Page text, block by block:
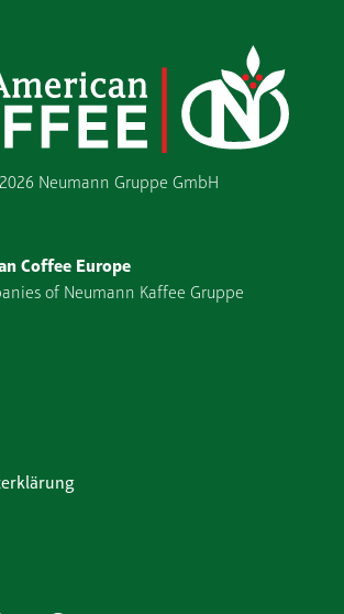
Coffee Europe
of Neumann Kaffee Gruppe
2026 Neumann Gruppe GmbH